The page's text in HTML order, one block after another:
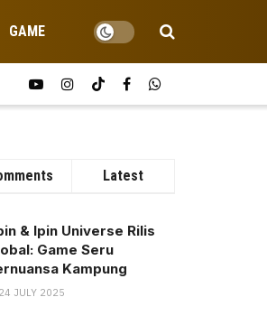
GAME
Latest
& Ipin Universe Rilis
Game Seru
Kampung
24 JULY 2025